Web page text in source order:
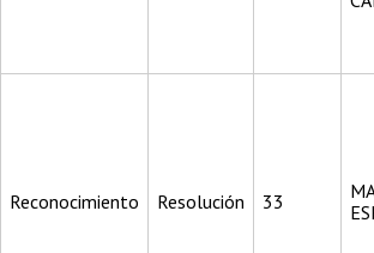
Reconocimiento Resolución 33